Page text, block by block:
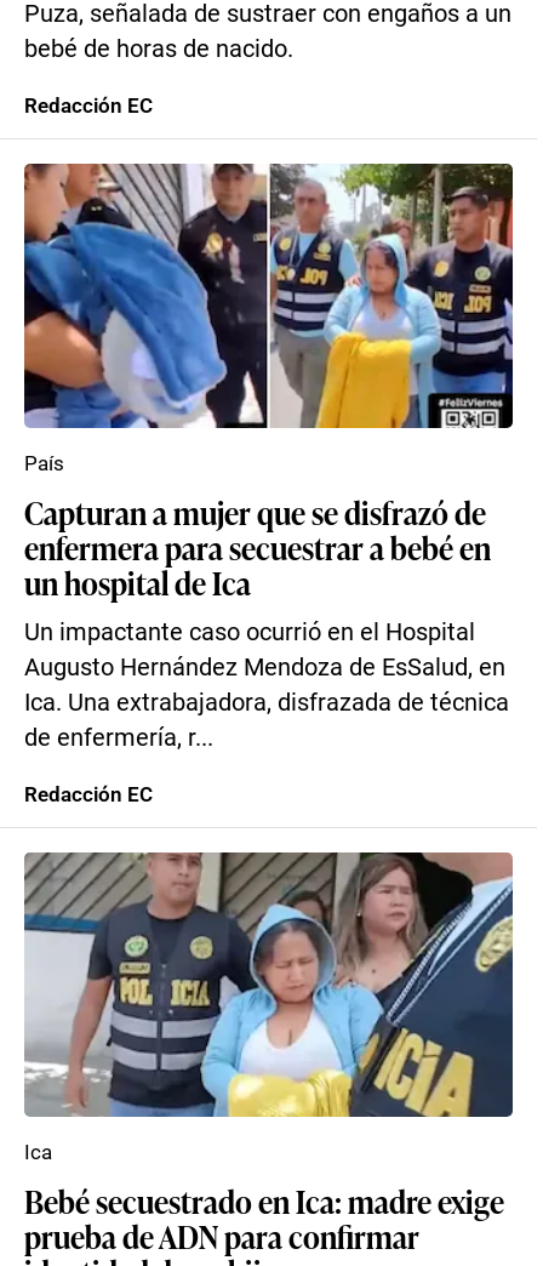
Puza, señalada de sustraer con engaños a un
bebé de horas de nacido.
Redacción EC
Capturan a mujer que se disfrazó de
enfermera para secuestrar a bebé en
un hospital de Ica
Un impactante caso ocurrió en el Hospital
Augusto Hernández Mendoza de EsSalud, en
Ica. Una extrabajadora, disfrazada de técnica
de enfermería, r...
País
Redacción EC
Bebé secuestrado en Ica: madre exige
prueba de ADN para confirmar
Ica